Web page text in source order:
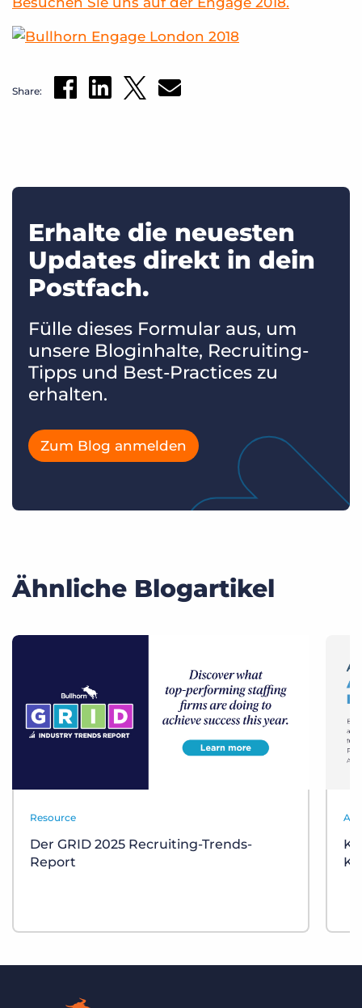
Share:
Erhalte die neuesten
Updates direkt in dein
Postfach.
Fülle dieses Formular aus, um
unsere Bloginhalte, Recruiting-
Tipps und Best-Practices zu
erhalten.
Zum Blog anmelden
Ähnliche Blogartikel
Resource
Der GRID 2025 Recruiting-Trends-
Report
KI